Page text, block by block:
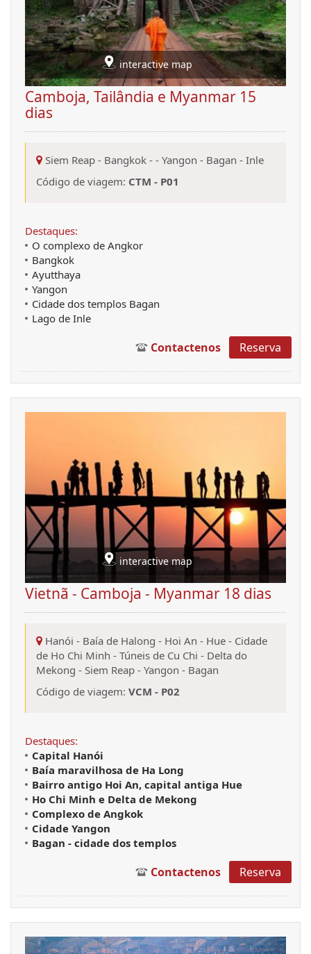
interactive map
Camboja, Tailândia e Myanmar 15
dias
Siem Reap - Bangkok - - Yangon - Bagan - Inle
Código de viagem: CTM - P01
Destaques:
O complexo de Angkor
Bangkok
Ayutthaya
Yangon
Cidade dos templos Bagan
Lago de Inle
Contactenos Reserva
interactive map
Vietnã - Camboja - Myanmar 18 dias
Hanói - Baía de Halong - Hoi An - Hue - Cidade
de Ho Chi Minh - Túneis de Cu Chi - Delta do
Mekong - Siem Reap - Yangon - Bagan
Código de viagem: VCM - P02
Destaques:
Capital Hanói
Baía maravilhosa de Ha Long
Bairro antigo Hoi An, capital antiga Hue
Ho Chi Minh e Delta de Mekong
Complexo de Angkok
Cidade Yangon
Bagan - cidade dos templos
Contactenos Reserva